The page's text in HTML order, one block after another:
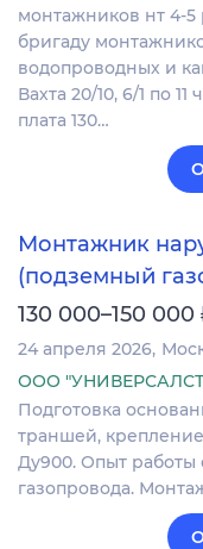
монтажников нт 4-5
бригаду
водопроводных и
Вахта 20/10, 6/1 по
плата 130…
Монтажник
(подземный
130 000–150 000
24 апреля 2026
ООО
Подготовка
траншей,
Ду900. Опыт работы
газопровода.